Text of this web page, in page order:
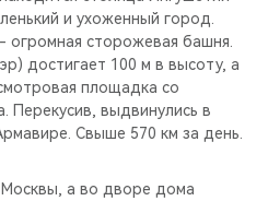
и ухоженный город.
огромная сторожевая башня.
достигает 100 м в высоту, а
площадка со
Перекусив, выдвинулись в
Свыше 570 км за день.
а во дворе дома